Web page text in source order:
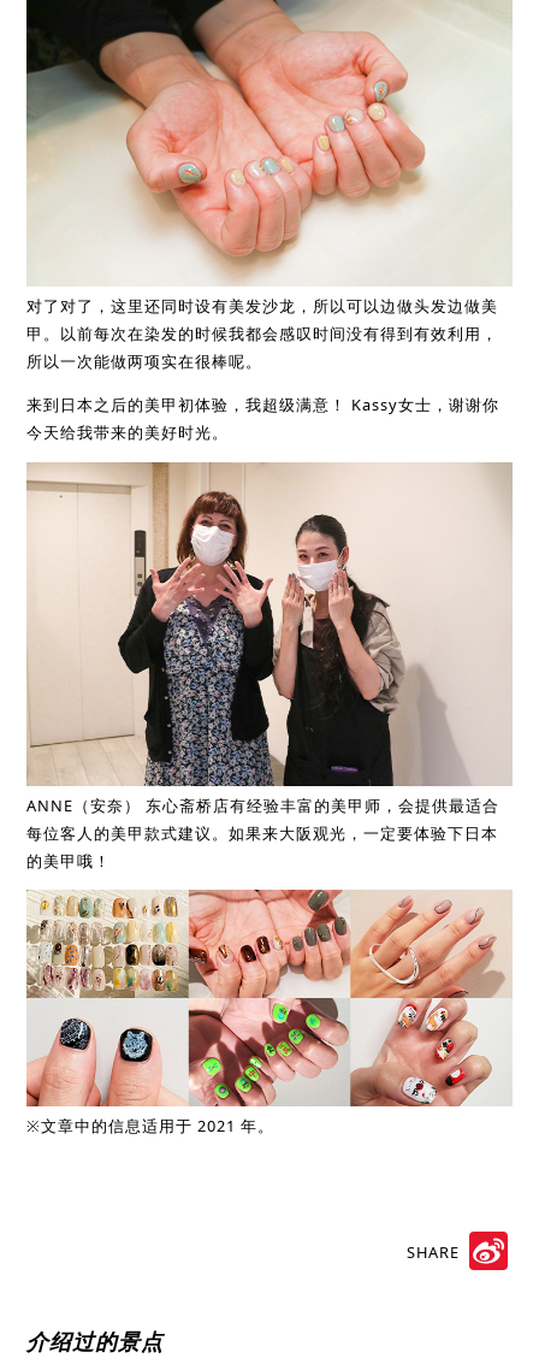
对了对了，这里还同时设有美发沙龙，所以可以边做头发边做美
甲。以前每次在染发的时候我都会感叹时间没有得到有效利用，
所以一次能做两项实在很棒呢。
来到日本之后的美甲初体验，我超级满意！ Kassy女士，谢谢你
今天给我带来的美好时光。
ANNE（安奈） 东心斋桥店有经验丰富的美甲师，会提供最适合
每位客人的美甲款式建议。如果来大阪观光，一定要体验下日本
的美甲哦！
※文章中的信息适用于 2021 年。
SHARE
介绍过的景点